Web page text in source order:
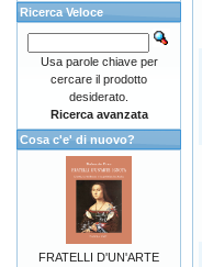
Ricerca Veloce
Usa parole chiave per
cercare il prodotto
desiderato.
Ricerca avanzata
Cosa c'e' di nuovo?
FRATELLI D'UN'ARTE